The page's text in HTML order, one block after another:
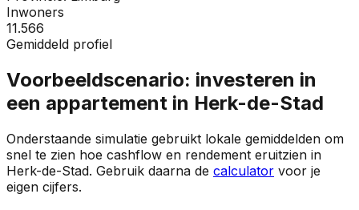
Inwoners
11.566
Gemiddeld profiel
Voorbeeldscenario: investeren in
een appartement in Herk-de-Stad
Onderstaande simulatie gebruikt lokale gemiddelden om
snel te zien hoe cashflow en rendement eruitzien in
Herk-de-Stad. Gebruik daarna de calculator voor je
eigen cijfers.